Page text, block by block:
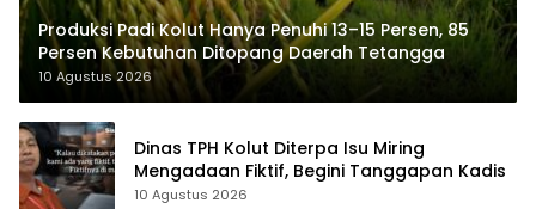
Produksi Padi Kolut Hanya Penuhi 13–15 Persen, 85
Persen Kebutuhan Ditopang Daerah Tetangga
10 Agustus 2026
Dinas TPH Kolut Diterpa Isu Miring
Mengadaan Fiktif, Begini Tanggapan Kadis
10 Agustus 2026